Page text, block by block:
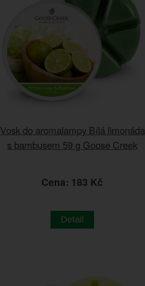
Vosk do aromalampy Bílá limonáda
s bambusem 59 g Goose Creek
Cena: 183 Kč
Detail